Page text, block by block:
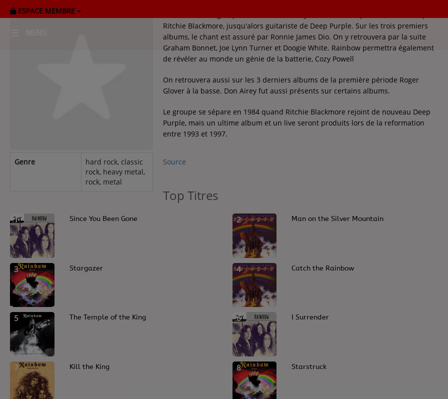
ESPACE MEMBRE
Cultur'Ciné - Jean Meurice
Contact
Contact
Régie Publicitaire
Fréquences
Recherche d'un titre
Genre
hard rock, classic
rock, heavy metal,
rock, metal
Ritchie Blackmore, jusqu'alors guitariste de Deep Purple. Sur les trois premiers
albums, le chant est assuré par Ronnie James Dio. On y retrouvera par la suite
Graham Bonnet, Joe Lynn Turner et Doogie White. Rainbow permettra également
de révéler au monde un génie de la batterie, Cozy Powell
On retrouvera aussi sur les 3 derniers albums de la première période Roger
Glover à la basse. Don Airey fut aussi présents sur certains albums.
Le groupe se sépare en 1984 quand Ritchie Blackmore rejoint de nouveau Deep
Purple, mais un ultime album et un live seront produits lors de la reformation
entre 1993 et 1997.
Source
Top Titres
1 Since You Been Gone 2 Man on the Silver Mountain
3 Stargazer 4 Catch the Rainbow
5 The Temple of the King 6 I Surrender
7 Kill the King 8 Starstruck